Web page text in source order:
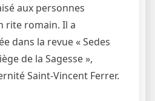
aux personnes
rite romain. Il a
dans la revue « Sedes
de la Sagesse »,
Saint-Vincent Ferrer.